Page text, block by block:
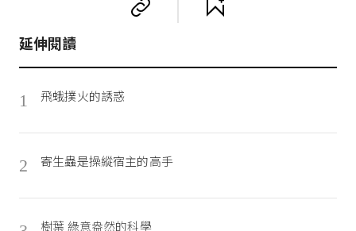
延伸閱讀
1 飛蛾撲火的誘惑
2 寄生蟲是操縱宿主的高手
樹葉 綠意盎然的科學